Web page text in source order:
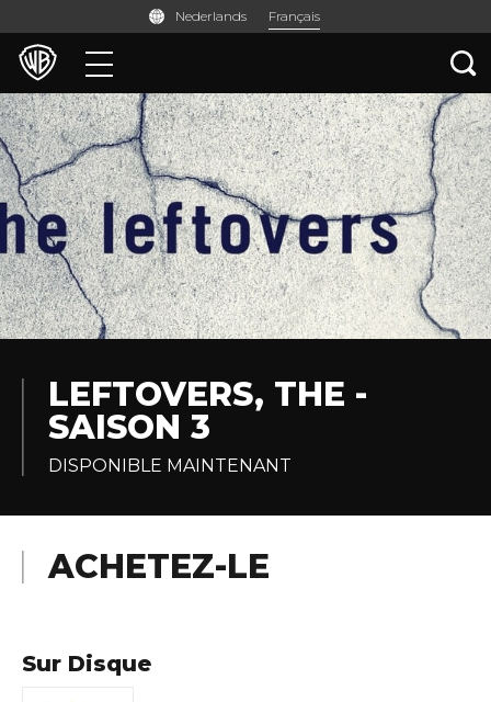
Nederlands Français
Films
Séries TV
Jeux et Applis
LEFTOVERS, THE -
SAISON 3
DISPONIBLE MAINTENANT
ACHETEZ-LE
Sur Disque